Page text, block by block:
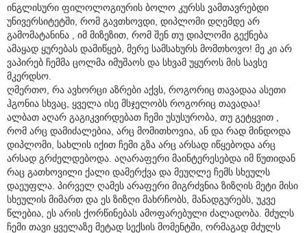
ინგლისური ფილოლოგიურის ბოლო კურსს ვამთავრებდი
უნივერსიტეტში, რომ გავთხოვდი, დიპლომი დღემდე არ
გამომატანინა , იმ მიზეზით, რომ შენ თუ დიპლომი გექნება
ამაყად ყურებას დამიწყებ, მერე სამსახურს მომთხოვო! მე კი არ
ვაპირებ ჩემმა ცოლმა იმუშაოს და სხვამ უყუროს მის სავსე
მკერდსო.
ღმერთო, რა ავხორცი აზრები აქვს, როგორიც თავადაა ასეთი
ჰგონია სხვაც, ყველა ისე მსჯელობს როგორიც თავადაა!
ალბათ აღარ გაგიკვირდებათ ჩემი უსუსურობა, თუ გეტყვით ,
რომ არც დამიძალებია, არც მომითხოვია, ან და რად მინდოდა
დიპლომი, სახლის იქით ჩემი გზა არც არსად იწყებოდა არც
არსად გრძელდებოდა. აღარაფერი მაინტერესებდა იმ წუთიდან
რაც გათხოვილი ქალი დამერქვა და მეუღლე ჩემს სხეულს
დაეუფლა. პირველ ღამეს არაფერი მიგრძვნია ზიზღის მეტი მისი
სხეულის მიმართ და ეს ზიზღი მახრჩობს, მანადგურებს, უკვე
წლებია, ეს არის ქორწინებას ამოფარებული ძალადობა. მძულს
ჩემი თავი ყველაზე მეტად სექსის მომენტში, ორმაგად მძულს